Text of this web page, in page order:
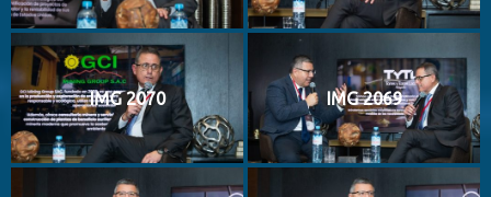
IMG 2070 IMG 2069